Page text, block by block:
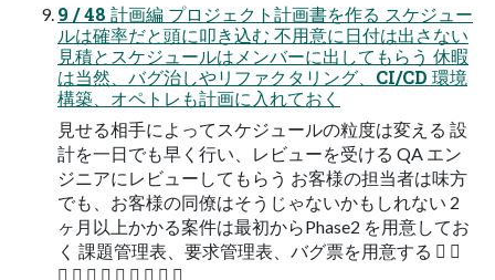
9 / 48 計画編 プロジェクト計画書を作る スケジュー
ルは確率だと頭に叩き込む 不用意に日付は出さない
見積とスケジュールはメンバーに出してもらう 休暇
は当然、バグ治しやリファクタリング、CI/CD 環境
構築、オペトレも計画に入れておく
見せる相手によってスケジュールの粒度は変える 設
計を一日でも早く行い、レビューを受ける QA エン
ジニアにレビューしてもらう お客様の担当者は味方
でも、お客様の同僚はそうじゃないかもしれない 2
ヶ月以上かかる案件は最初からPhase2 を用意してお
く 課題管理表、要求管理表、バグ票を用意する  
        